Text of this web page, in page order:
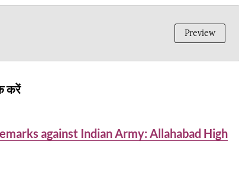
Preview
करें
against Indian Army: Allahabad High